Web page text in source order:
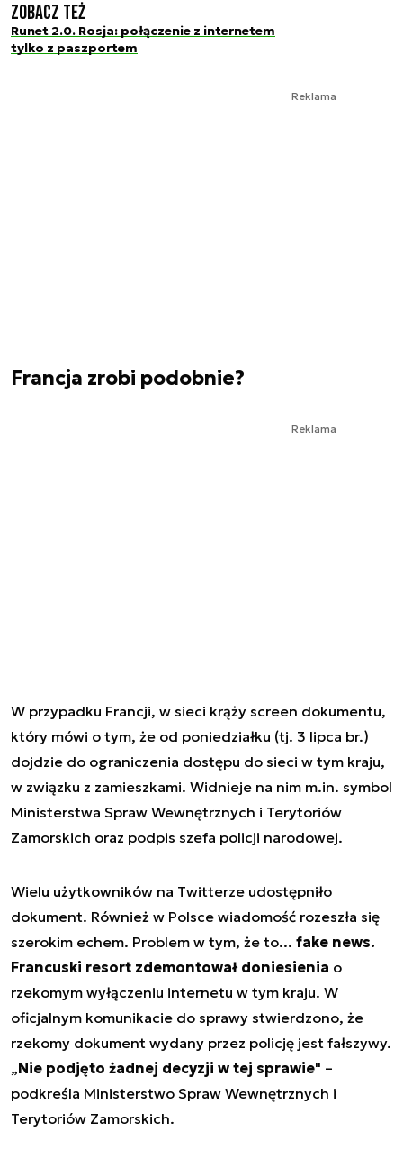
Zobacz też
Runet 2.0. Rosja: połączenie z internetem
tylko z paszportem
Reklama
Francja zrobi podobnie?
Reklama
W przypadku Francji, w sieci krąży screen dokumentu,
który mówi o tym, że od poniedziałku (tj. 3 lipca br.)
dojdzie do ograniczenia dostępu do sieci w tym kraju,
w związku z zamieszkami. Widnieje na nim m.in. symbol
Ministerstwa Spraw Wewnętrznych i Terytoriów
Zamorskich oraz podpis szefa policji narodowej.
Wielu użytkowników na Twitterze udostępniło
dokument. Również w Polsce wiadomość rozeszła się
szerokim echem. Problem w tym, że to... fake news.
Francuski resort zdemontował doniesienia o
rzekomym wyłączeniu internetu w tym kraju. W
oficjalnym komunikacie do sprawy stwierdzono, że
rzekomy dokument wydany przez policję jest fałszywy.
„Nie podjęto żadnej decyzji w tej sprawie" –
podkreśla Ministerstwo Spraw Wewnętrznych i
Terytoriów Zamorskich.